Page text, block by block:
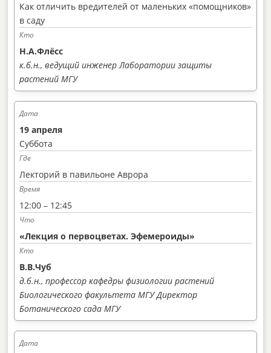
Как отличить вредителей от маленьких «помощников»
в саду
Н.А.Флёсс
к.б.н., ведущий инженер Лаборатории защиты
растений МГУ
19 апреля
Суббота
Лекторий в павильоне Аврора
12:00 – 12:45
«Лекция о первоцветах. Эфемероиды»
В.В.Чуб
д.б.н., профессор кафедры физиологии растений
Биологического факультета МГУ Директор
Ботанического сада МГУ